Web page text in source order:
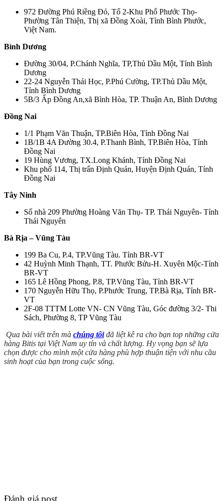
972 Đường Phú Riềng Đỏ, Tổ 2-Khu Phố Phước Thọ-
Phường Tân Thiện, Thị xã Đồng Xoài, Tỉnh Bình Phước,
Việt Nam.
Bình Dương
Đường 30/04, P.Chánh Nghĩa, TP,Thủ Dầu Một, Tỉnh Bình
Dương
22-24 Nguyễn Thái Học, P.Phú Cường, TP.Thủ Dầu Một,
Tỉnh Bình Dương
5B/3 Ấp Đồng An,xã Bình Hòa, TP. Thuận An, Bình Dương
Đồng Nai
1/1 Phạm Văn Thuận, TP.Biên Hòa, Tỉnh Đồng Nai
1B/1B 4A Đường 30.4, P.Thanh Bình, TP.Biên Hòa, Tỉnh
Đồng Nai
19 Hùng Vương, TX.Long Khánh, Tỉnh Đồng Nai
Khu phố 114, Thị trấn Định Quán, Huyện Định Quán, Tỉnh
Đồng Nai
Tây Ninh
Số nhà 209 Phường Hoàng Văn Thụ- TP. Thái Nguyên- Tỉnh
Thái Nguyên
Bà Rịa – Vũng Tàu
199 Ba Cu, P.4, TP.Vũng Tàu. Tỉnh BR-VT
42 Huỳnh Minh Thạnh, TT. Phước Bửu-H. Xuyên Mộc-Tỉnh
BR-VT
165 Lê Hồng Phong, P.8, TP.Vũng Tàu, Tỉnh BR-VT
170 Nguyễn Hữu Thọ, P.Phước Trung, TP.Bà Rịa, Tỉnh BR-
VT
2F-08 TTTM Lotte VN- CN Vũng Tàu, Góc đường 3/2- Thi
Sách, Phường 8, TP Vũng Tàu
Qua bài viết trên mà chúng tôiđã liệt kê ra cho bạn top những cửa
hàng Bitis tại Việt Nam uy tín và chất lượng. Hy vọng bạn sẽ lựa
chọn được cho mình một cửa hàng phù hợp thuận tiện với nhu cầu
sinh hoạt của bạn trong cuộc sống.
Đánh giá post